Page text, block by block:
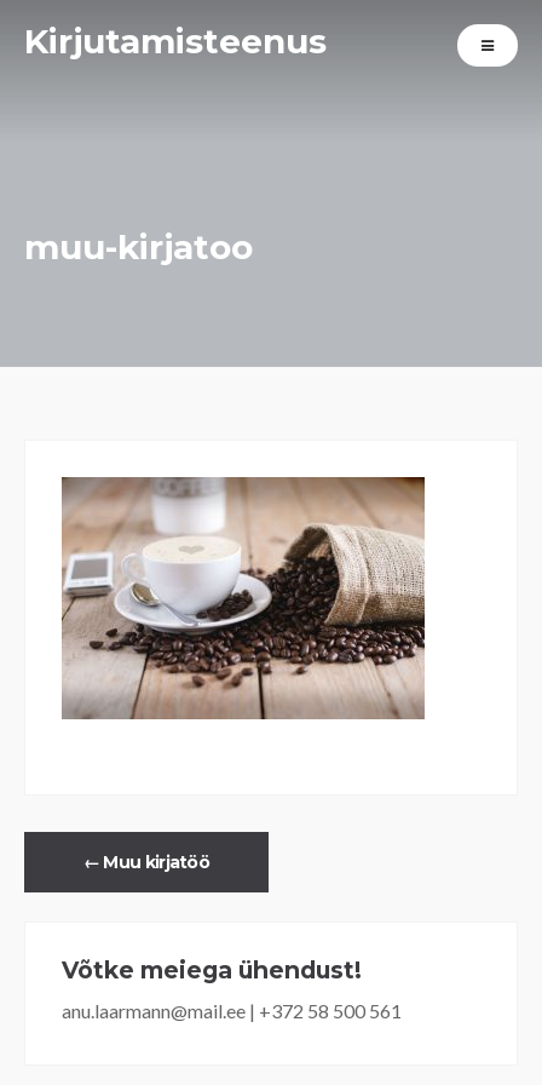
Kirjutamisteenus
muu-kirjatoo
← Muu kirjatöö
Võtke meiega ühendust!
anu.laarmann@mail.ee | +372 58 500 561